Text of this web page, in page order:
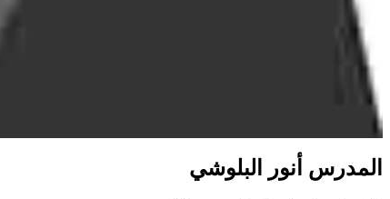
المدرس أنور البلوشي